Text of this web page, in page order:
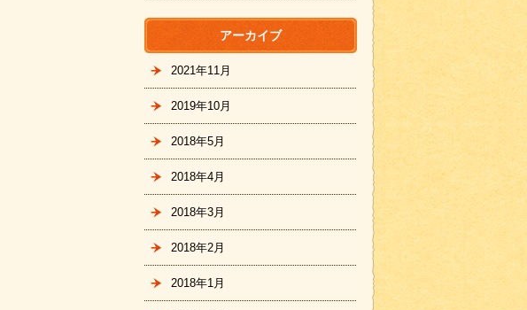
アーカイブ
2021年11月
2019年10月
2018年5月
2018年4月
2018年3月
2018年2月
2018年1月